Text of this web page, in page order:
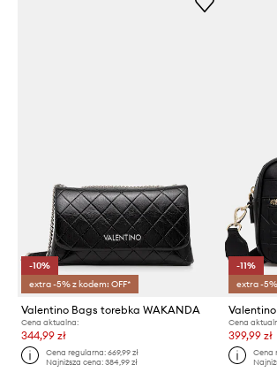
-10%
extra -5% z kodem: OFF*
Valentino Bags torebka WAKANDA
Cena aktualna:
344,99 zł
Cena regularna:669,99 zł
Najniższa cena:384,99 zł
-11%
extra -
Cena
399,99 zł
Cena